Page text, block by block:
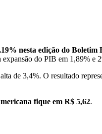
nesta edição do Boletim
do PIB em 1,89% e
de 3,4%. O resultado
fique em R$ 5,62.